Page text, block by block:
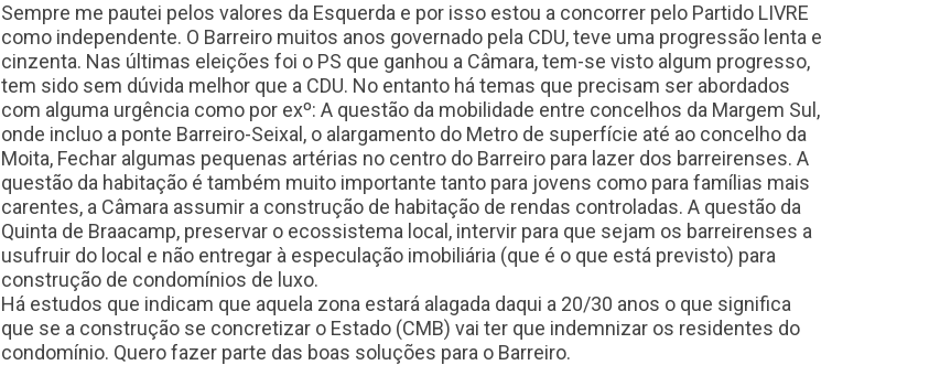
Sempre me pautei pelos valores da Esquerda e por isso estou a concorrer pelo Partido LIVRE
como independente. O Barreiro muitos anos governado pela CDU, teve uma progressão lenta e
cinzenta. Nas últimas eleições foi o PS que ganhou a Câmara, tem-se visto algum progresso,
tem sido sem dúvida melhor que a CDU. No entanto há temas que precisam ser abordados
com alguma urgência como por exº: A questão da mobilidade entre concelhos da Margem Sul,
onde incluo a ponte Barreiro-Seixal, o alargamento do Metro de superfície até ao concelho da
Moita, Fechar algumas pequenas artérias no centro do Barreiro para lazer dos barreirenses. A
questão da habitação é também muito importante tanto para jovens como para famílias mais
carentes, a Câmara assumir a construção de habitação de rendas controladas. A questão da
Quinta de Braacamp, preservar o ecossistema local, intervir para que sejam os barreirenses a
usufruir do local e não entregar à especulação imobiliária (que é o que está previsto) para
construção de condomínios de luxo.
Há estudos que indicam que aquela zona estará alagada daqui a 20/30 anos o que significa
que se a construção se concretizar o Estado (CMB) vai ter que indemnizar os residentes do
condomínio. Quero fazer parte das boas soluções para o Barreiro.